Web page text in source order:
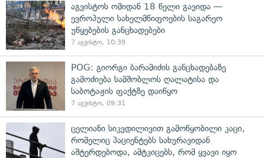
აგვისტოს ომიდან 18 წელი გავიდა —
ევროპული სახელმწიფოების საგარეო
უწყებების განცხადებები
7 აგვისტო, 10:39
POG: გიორგი ბარამიძის განცხადებაზე
გამოძიება სამშობლოს ღალატისა და
საბოტაჟის ფაქტზე დაიწყო
7 აგვისტო, 09:31
ცელიანი სიკვდილივით გამოწყობილი კაცი,
რომელიც პაციენტებს სახურავიდან
აშტერდებოდა, ამტკიცებს, რომ ყვავი იყო